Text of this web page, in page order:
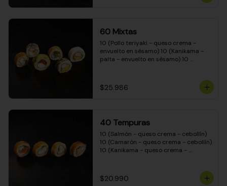
(Pimentón - queso crema - cebollín -
envuelto en masa tempura)
60 Mixtas
10 (Pollo teriyaki - queso crema -
envuelto en sésamo) 10 (Kanikama -
palta - envuelto en sésamo) 10
envuelto en queso crema) 10
(Camarón - queso crema - cebollín -
$25.986
40 Tempuras
10 (Salmón - queso crema - cebollín)
10 (Camarón - queso crema - cebollín)
10 (Kanikama - queso crema -
$20.990